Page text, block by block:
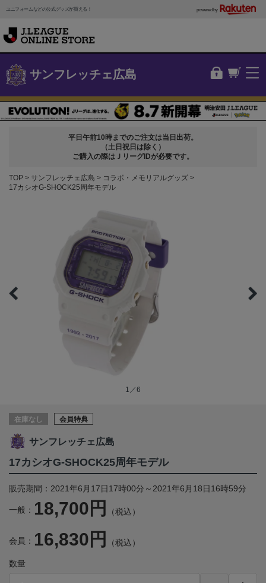
ユニフォームなどの公式グッズが買える！ powered by
サンフレッチェ広島
平日午前10時までのご注文は当日出荷。
（土日祝日は除く）
ご購入の際はＪリーグIDが必要です。
TOP サンフレッチェ広島
コラボ・メモリアルグッズ
17カシオG-SHOCK25周年モデル
1／6
在庫なし 会員特典
サンフレッチェ広島
17カシオG-SHOCK25周年モデル
販売期間：2021年6月17日17時00分～2021年6月18日16時59分
一般： 18,700円 （税込）
会員： 16,830円 （税込）
数量